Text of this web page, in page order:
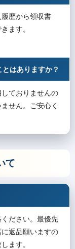
歴から領収書
ます。
はありますか？
ておりませんの
せん。ご安心く
て
ださい。最優先
返品願いますの
ます。